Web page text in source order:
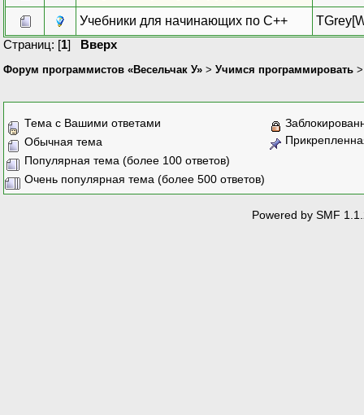
Учебники для начинающих по С++
Страниц: [1] Вверх
Форум программистов «Весельчак У» > Учимся программировать
Тема с Вашими ответами
Обычная тема
Популярная тема (более 100 ответов)
Очень популярная тема (более 500 ответов)
Powered by SMF